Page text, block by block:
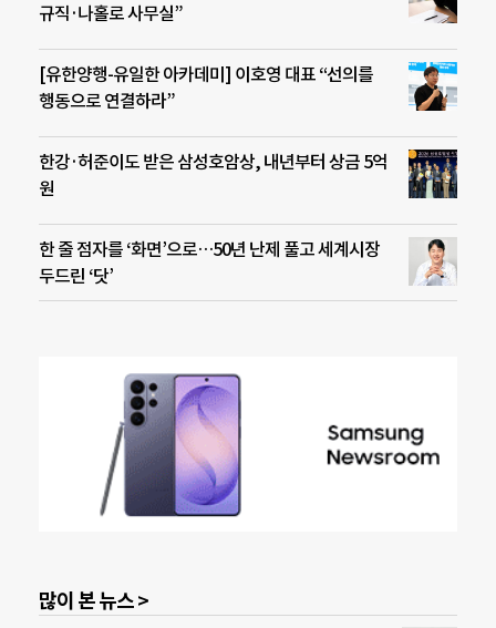
규직·나홀로 사무실”
[유한양행-유일한 아카데미] 이호영 대표 “선의를
행동으로 연결하라”
한강·허준이도 받은 삼성호암상, 내년부터 상금 5억
원
한 줄 점자를 ‘화면’으로…50년 난제 풀고 세계시장
두드린 ‘닷’
많이 본 뉴스 >